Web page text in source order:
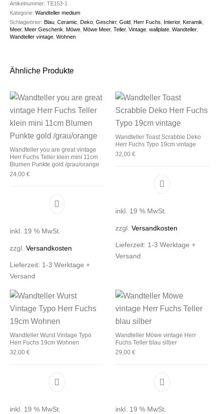
Artikelnummer:TE153-1
Kategorie:Wandteller medium
Schlagwörter: Blau ,Ceramic Deko ,Geschirr,Gold Herr Fuchs Interior, Keramik
Meer, Meer Geschenk Möwe Möwe Meer,Teller,Vintage ,wallplate ,Wandteller,
Wandteller vintage ,Wohnen
Ähnliche Produkte
Wandteller you are great vintage
Herr Fuchs Teller klein mini 11cm
Blumen Punkte gold /grau/orange
24,00€
inkl. 19 % MwSt.
zzgl.Versandkosten
Lieferzeit: 1-3 Werktage +
Versand
Wandteller Toast Scrabble Deko
Herr Fuchs Typo 19cm vintage
32,00 €
inkl. 19 % MwSt.
zzgl. Versandkosten
Lieferzeit: 1-3 Werktage +
Versand
Wandteller Wurst Vintage Typo
Herr Fuchs 19cm Wohnen
32,00€
inkl. 19 % MwSt.
Wandteller Möwe vintage Herr
Fuchs Teller blau silber
29,00 €
inkl. 19 % MwSt.